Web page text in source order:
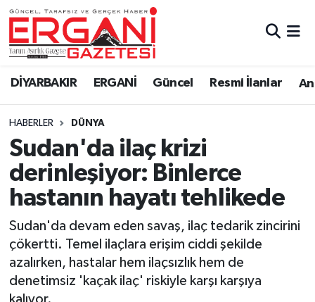
DİYARBAKIR ERGANİ Güncel Resmi İlanlar
HABERLER DÜNYA
Sudan'da ilaç krizi
derinleşiyor: Binlerce
hastanın hayatı tehlikede
Sudan'da devam eden savaş, ilaç tedarik zincirini
çökertti. Temel ilaçlara erişim ciddi şekilde
azalırken, hastalar hem ilaçsızlık hem de
denetimsiz 'kaçak ilaç' riskiyle karşı karşıya
kalıyor.
DİYARBAKIR
BİSMİL
BAĞLAR
ERGANİ
Güncel
Eği̇ti̇m
Resmi İlanlar
Sağlık
Si̇yaset
Ergani Nöbetçi Eczaneler
Ergani Hava Durumu
Ergani Trafik Yoğunluk Haritası
Süper Lig Puan Durumu ve Fikstür
Tüm Manşetler
Son Dakika Haberleri
Haber Arşivi